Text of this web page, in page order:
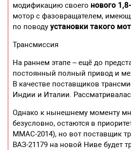
модификацию своегонового
мотор с фазовращателем,
по поводуустановки такого
Трансмиссия
На раннем этапе – ещё до
постоянный полный привод и
В качестве поставщиков
Индии и Италии.
Однако к нынешнему моменту
безусловно, остаются в
ММАС-2014), но вот поставщик
ВАЗ-21179 на новой Ниве будет